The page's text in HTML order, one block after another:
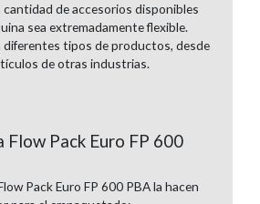
cantidad de accesorios disponibles
sea extremadamente flexible.
diferentes tipos de productos, desde
de otras industrias.
Flow Pack Euro FP 600
Pack Euro FP 600 PBA la hacen